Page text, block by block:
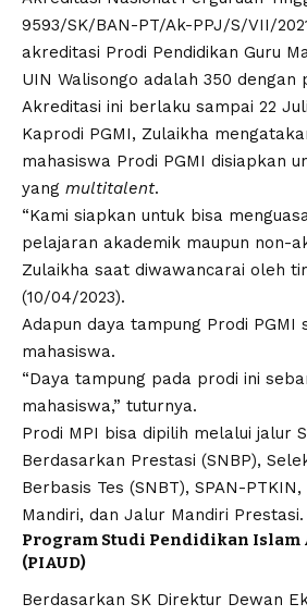
9593/SK/BAN-PT/Ak-PPJ/S/VII/
akreditasi Prodi Pendidikan Guru
UIN Walisongo adalah 350 dengan
Akreditasi ini berlaku sampai 22
Kaprodi PGMI, Zulaikha
mahasiswa Prodi PGMI disiapkan
yang multitalent.
“Kami siapkan untuk bisa
pelajaran akademik maupun non-
Zulaikha saat diwawancarai oleh
(10/04/2023).
Adapun daya tampung Prodi PGMI
mahasiswa.
“Daya tampung pada prodi ini
mahasiswa,” tuturnya.
Prodi MPI bisa dipilih melalui jalur
Berdasarkan Prestasi (SNBP),
Berbasis Tes (SNBT), SPAN-
Mandiri, dan Jalur Mandiri Prestasi.
Program Studi Pendidikan Islam
(PIAUD)
Berdasarkan SK Direktur Dewan